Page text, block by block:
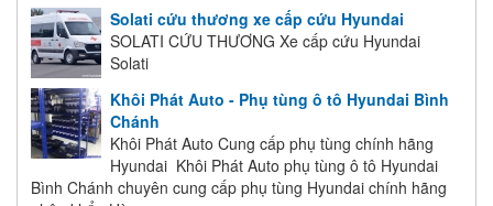
Solati cứu thương xe cấp cứu Hyundai
SOLATI CỨU THƯƠNG Xe cấp cứu Hyundai
Solati
Khôi Phát Auto - Phụ tùng ô tô Hyundai Bình
Chánh
Khôi Phát Auto Cung cấp phụ tùng chính hãng
Hyundai Khôi Phát Auto phụ tùng ô tô Hyundai
Bình Chánh chuyên cung cấp phụ tùng Hyundai chính hãng